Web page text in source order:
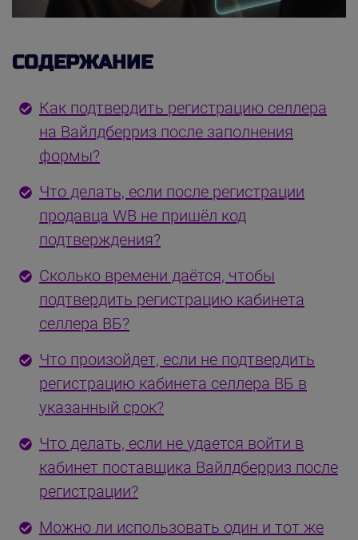
СОДЕРЖАНИЕ
Как подтвердить регистрацию селлера
на Вайлдберриз после заполнения
формы?
Что делать, если после регистрации
продавца WB не пришёл код
подтверждения?
Сколько времени даётся, чтобы
подтвердить регистрацию кабинета
селлера ВБ?
Что произойдет, если не подтвердить
регистрацию кабинета селлера ВБ в
указанный срок?
Что делать, если не удается войти в
кабинет поставщика Вайлдберриз после
регистрации?
Можно ли использовать один и тот же